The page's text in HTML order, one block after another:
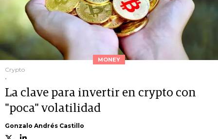
MONEY
Crypto
.
La clave para invertir en crypto con
"poca" volatilidad
Gonzalo Andrés Castillo